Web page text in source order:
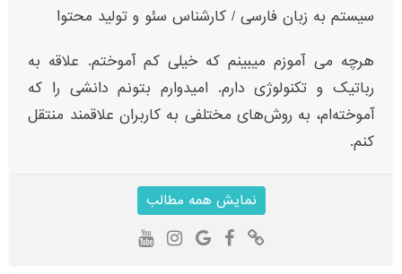
سیستم به زبان فارسی / کارشناس سئو و تولید محتوا
هرچه می آموزم میبینم که خیلی کم آموختم. علاقه به
رباتیک و تکنولوژی دارم. امیدوارم بتونم دانشی را که
آموخته‌ام، به روش‌های مختلفی به کاربران علاقمند منتقل
کنم.
نمایش همه مطالب